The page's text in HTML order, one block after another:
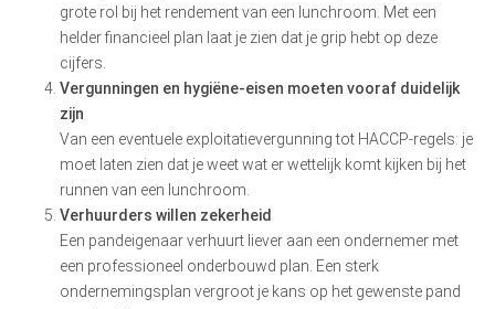
grote rol bij het rendement van een lunchroom. Met een
helder financieel plan laat je zien dat je grip hebt op deze
cijfers.
Vergunningen en hygiëne-eisen moeten vooraf duidelijk
zijn
Van een eventuele exploitatievergunning tot HACCP-regels: je
moet laten zien dat je weet wat er wettelijk komt kijken bij het
runnen van een lunchroom.
Verhuurders willen zekerheid
Een pandeigenaar verhuurt liever aan een ondernemer met
een professioneel onderbouwd plan. Een sterk
ondernemingsplan vergroot je kans op het gewenste pand